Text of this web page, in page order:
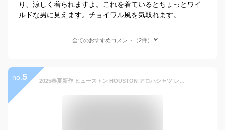
り、涼しく着られますよ。これを着ているとちょっとワイ
ルドな男に見えます。チョイワル風を気取れます。
全てのおすすめコメント（2件）
no. 5 2025春夏新作 ヒューストン HOUSTON アロハシャツ レオパード メンズ 半袖 シャツ ヒョウ柄 柄シャツ ブランド ALOHA SHIRT BANDANA 41193